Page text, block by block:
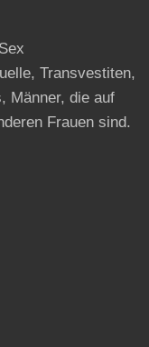
Transvestiten,
Männer, die auf
Frauen sind.